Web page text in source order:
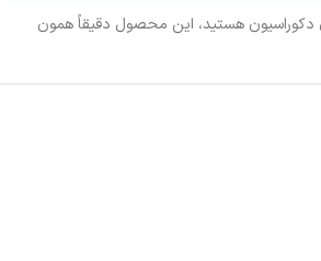
دکوراسیون هستید، این محصول دقیقاً همون